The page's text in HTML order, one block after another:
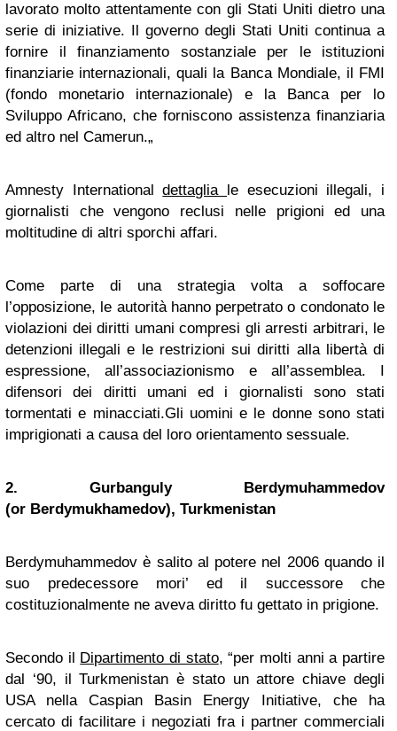
lavorato molto attentamente con gli Stati Uniti dietro una
serie di iniziative. Il governo degli Stati Uniti continua a
fornire il finanziamento sostanziale per le istituzioni
finanziarie internazionali, quali la Banca Mondiale, il FMI
(fondo monetario internazionale) e la Banca per lo
Sviluppo Africano, che forniscono assistenza finanziaria
ed altro nel Camerun.„
Amnesty Internationaldettaglia le esecuzioni illegali, i
giornalisti che vengono reclusi nelle prigioni ed una
moltitudine di altri sporchi affari.
Come parte di una strategia volta a soffocare
l’opposizione, le autorità hanno perpetrato o condonato le
violazioni dei diritti umani compresi gli arresti arbitrari, le
detenzioni illegali e le restrizioni sui diritti alla libertà di
espressione, all’associazionismo e all’assemblea. I
difensori dei diritti umani ed i giornalisti sono stati
tormentati e minacciati.Gli uomini e le donne sono stati
imprigionati a causa del loro orientamento sessuale.
2. Gurbanguly Berdymuhammedov
(or Berdymukhamedov), Turkmenistan
Berdymuhammedov è salito al potere nel 2006 quando il
suo predecessore mori’ ed il successore che
costituzionalmente ne aveva diritto fu gettato in prigione.
Secondo il Dipartimento di stato, “per molti anni a partire
dal ‘90, il Turkmenistan è stato un attore chiave degli
USA nella Caspian Basin Energy Initiative, che ha
cercato di facilitare i negoziati fra i partner commerciali